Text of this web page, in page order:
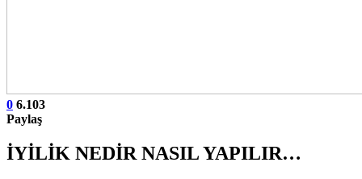
0 6.103
Paylaş
İYİLİK NEDİR NASIL YAPILIR…